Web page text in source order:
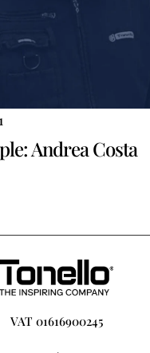
Andrea Costa
VAT 01616900245